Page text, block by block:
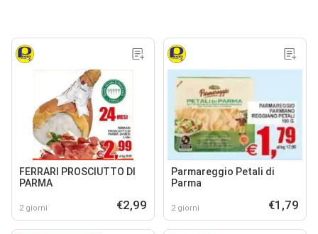
FERRARI PROSCIUTTO DI
PARMA
2 giorni €2,99
Parmareggio Petali di
Parma
2 giorni €1,79